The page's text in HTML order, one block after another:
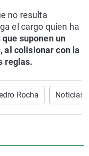
no resulta
el cargo quien ha
suponen un
al colisionar con la
reglas.
Rocha Noticias